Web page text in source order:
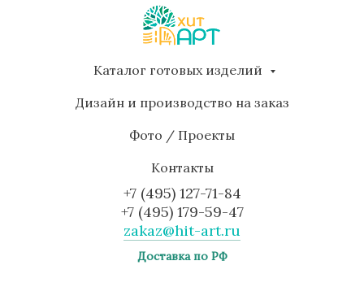
Каталог готовых изделий
Дизайн и производство на заказ
Фото / Проекты
Контакты
+7 (495) 127-71-84
+7 (495) 179-59-47
zakaz@hit-art.ru
Доставка по РФ